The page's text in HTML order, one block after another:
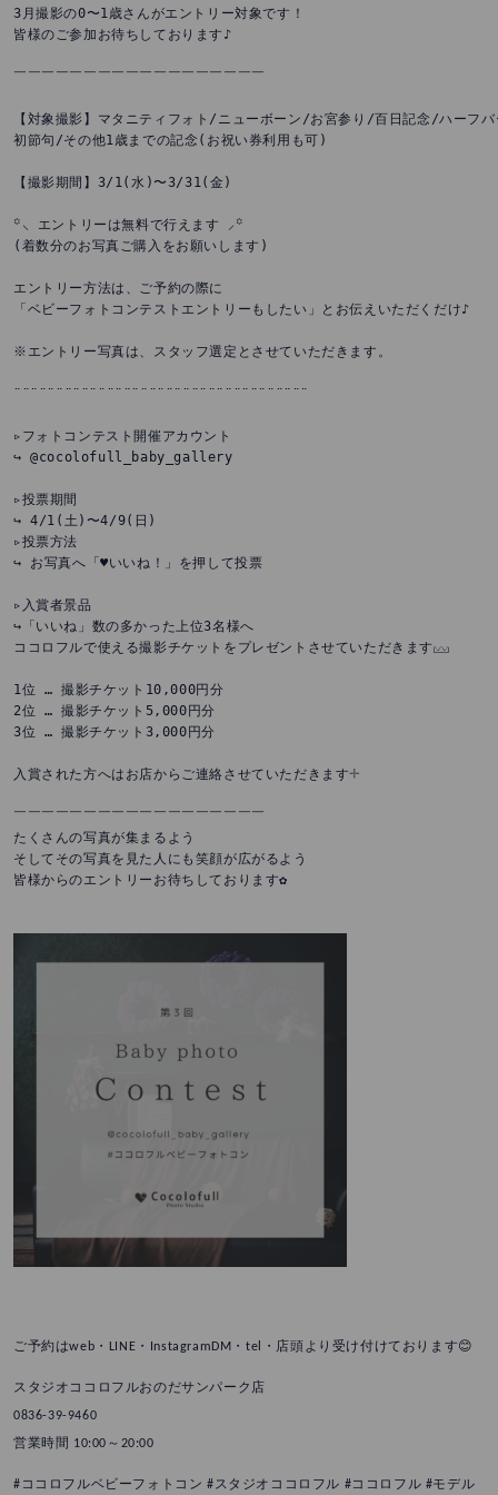
3月撮影の0〜1歳さんがエントリー対象です！
皆様のご参加お待ちしております♪
￣￣￣￣￣￣￣￣￣￣￣￣￣￣￣￣￣￣
【対象撮影】マタニティフォト/ニューボーン/お宮参り/百日記念/ハーフ
初節句/その他1歳までの記念(お祝い券利用も可)
【撮影期間】3/1(水)〜3/31(金)
꙳⸜ エントリーは無料で行えます ⸝꙳
(着数分のお写真ご購入をお願いします)
エントリー方法は、ご予約の際に
「ベビーフォトコンテストエントリーもしたい」とお伝えいただくだけ♪
※エントリー写真は、スタッフ選定とさせていただきます。
¨¨¨¨¨¨¨¨¨¨¨¨¨¨¨¨¨¨¨¨¨¨¨¨¨¨¨¨¨¨¨¨¨¨¨
▹フォトコンテスト開催アカウント
↪︎ @cocolofull_baby_gallery
▹投票期間
↪︎ 4/1(土)〜4/9(日)
▹投票方法
↪︎ お写真へ「♥いいね！」を押して投票
▹入賞者景品
↪︎「いいね」数の多かった上位3名様へ
ココロフルで使える撮影チケットをプレゼントさせていただきます𓈊
1位 … 撮影チケット10,000円分
2位 … 撮影チケット5,000円分
3位 … 撮影チケット3,000円分
入賞された方へはお店からご連絡させていただきます𓇬
￣￣￣￣￣￣￣￣￣￣￣￣￣￣￣￣￣￣
たくさんの写真が集まるよう
そしてその写真を見た人にも笑顔が広がるよう
皆様からのエントリーお待ちしております✿
ご予約はweb・LINE・InstagramDM・tel・店頭より受け付けております😊
スタジオココロフルおのだサンパーク店
0836-39-9460
営業時間 10:00～20:00
#ココロフルベビーフォトコン #スタジオココロフル #ココロフル #モデル